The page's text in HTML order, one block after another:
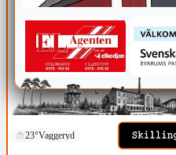
23°Vaggeryd